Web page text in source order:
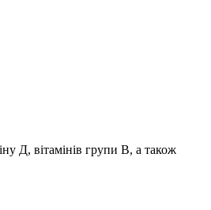
Д, вітамінів групи В, а також